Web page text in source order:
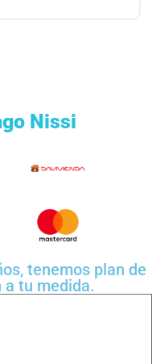
Nissi
tenemos plan de
a tu medida.